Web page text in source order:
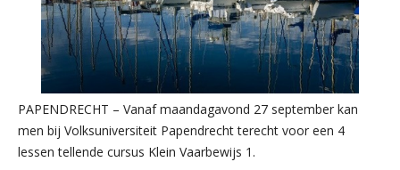
PAPENDRECHT – Vanaf maandagavond 27 september kan
men bij Volksuniversiteit Papendrecht terecht voor een 4
lessen tellende cursus Klein Vaarbewijs 1.